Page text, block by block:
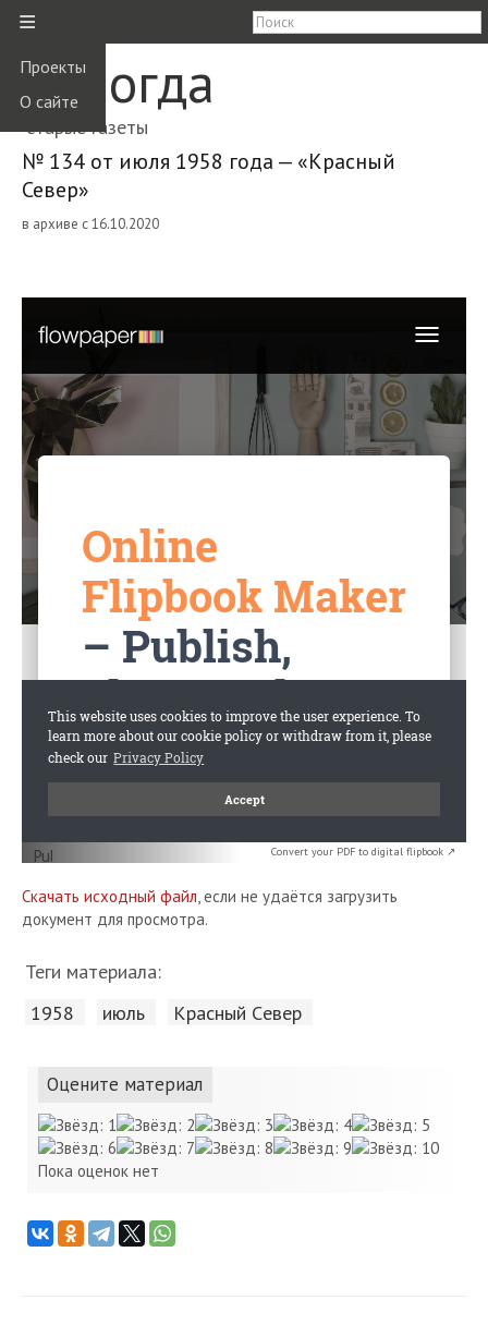
≡
Проекты
О сайте
Вологда
старые газеты
№ 134 от июля 1958 года — «Красный
Север»
в архиве с 16.10.2020
Convert your PDF to digital flipbook ↗
Скачать исходный файл, если не удаётся загрузить
документ для просмотра.
Теги материала:
1958 июль Красный Cевер
Оцените материал
Пока оценок нет